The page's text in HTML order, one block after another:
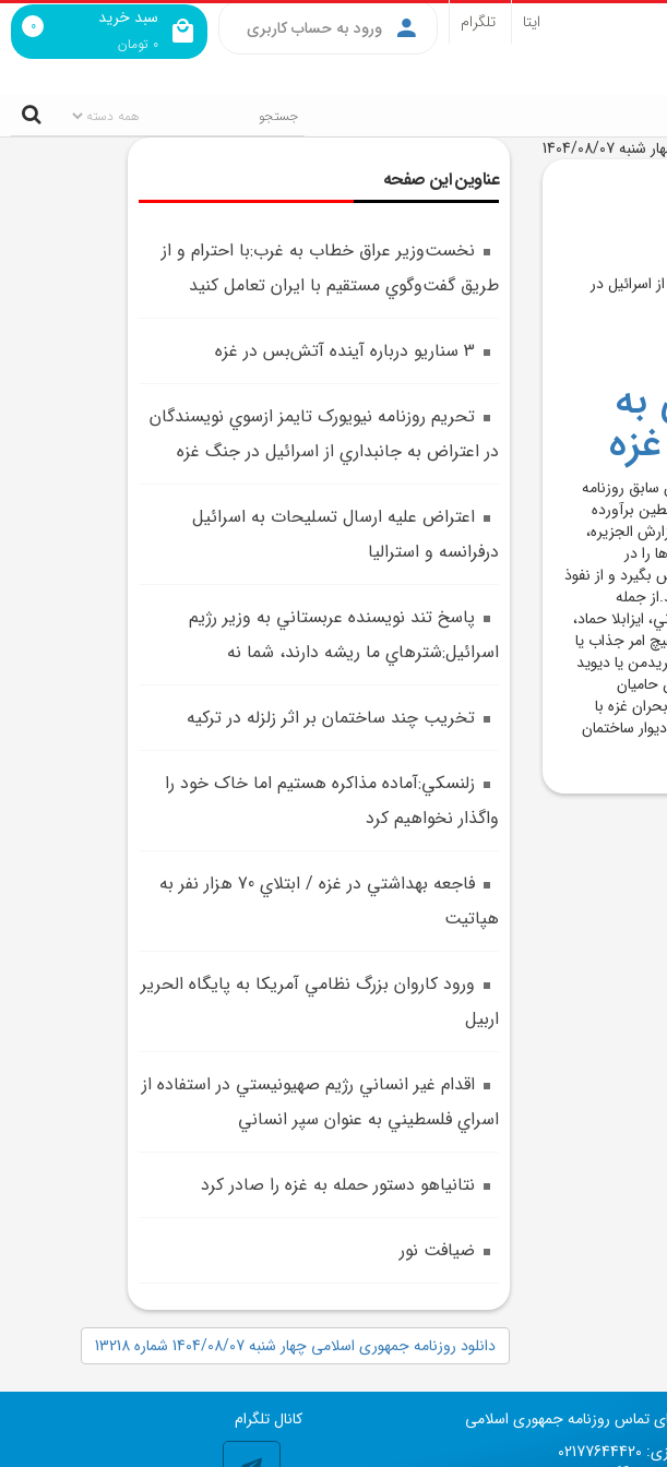
سبد خرید
0 تومان
0 ورود به حساب کاربری ایتا تلگرام
شنبه 1404/08/07
به
سابق روزنامه
برآورده
الجزيره،
را در
بگيرد و از نفوذ
جمله
حماد،
امر جذاب يا
يا ديويد
حاميان
غزه با
ساختمان
عناوین این صفحه
نخست‌وزير عراق خطاب به غرب:با احترام و از
طريق گفت‌وگوي مستقيم با ايران تعامل کنيد
3 سناريو درباره آينده آتش‌بس در غزه
تحريم روزنامه نيويورک تايمز ازسوي نويسندگان
در اعتراض به جانبداري از اسرائيل در جنگ غزه
اعتراض علیه ارسال تسلیحات به اسرائیل
درفرانسه و استرالیا
پاسخ تند نويسنده عربستاني به وزير رژيم
اسرائيل:شترهاي ما ريشه دارند، شما نه
تخريب چند ساختمان بر اثر زلزله در ترکيه
زلنسکي:آماده مذاکره هستيم اما خاک خود را
واگذار نخواهيم کرد
فاجعه بهداشتي در غزه / ابتلاي 70 هزار نفر به
هپاتيت
ورود کاروان بزرگ نظامي آمريکا به پايگاه الحرير
اربيل
اقدام غير انساني رژيم صهيونيستي در استفاده از
اسراي فلسطيني به عنوان سپر انساني
نتانياهو دستور حمله به غزه را صادر کرد
ضيافت نور
دانلود روزنامه جمهوری اسلامی چهار شنبه 1404/08/07 شماره 13218
کانال تلگرام
تماس روزنامه جمهوری اسلامی